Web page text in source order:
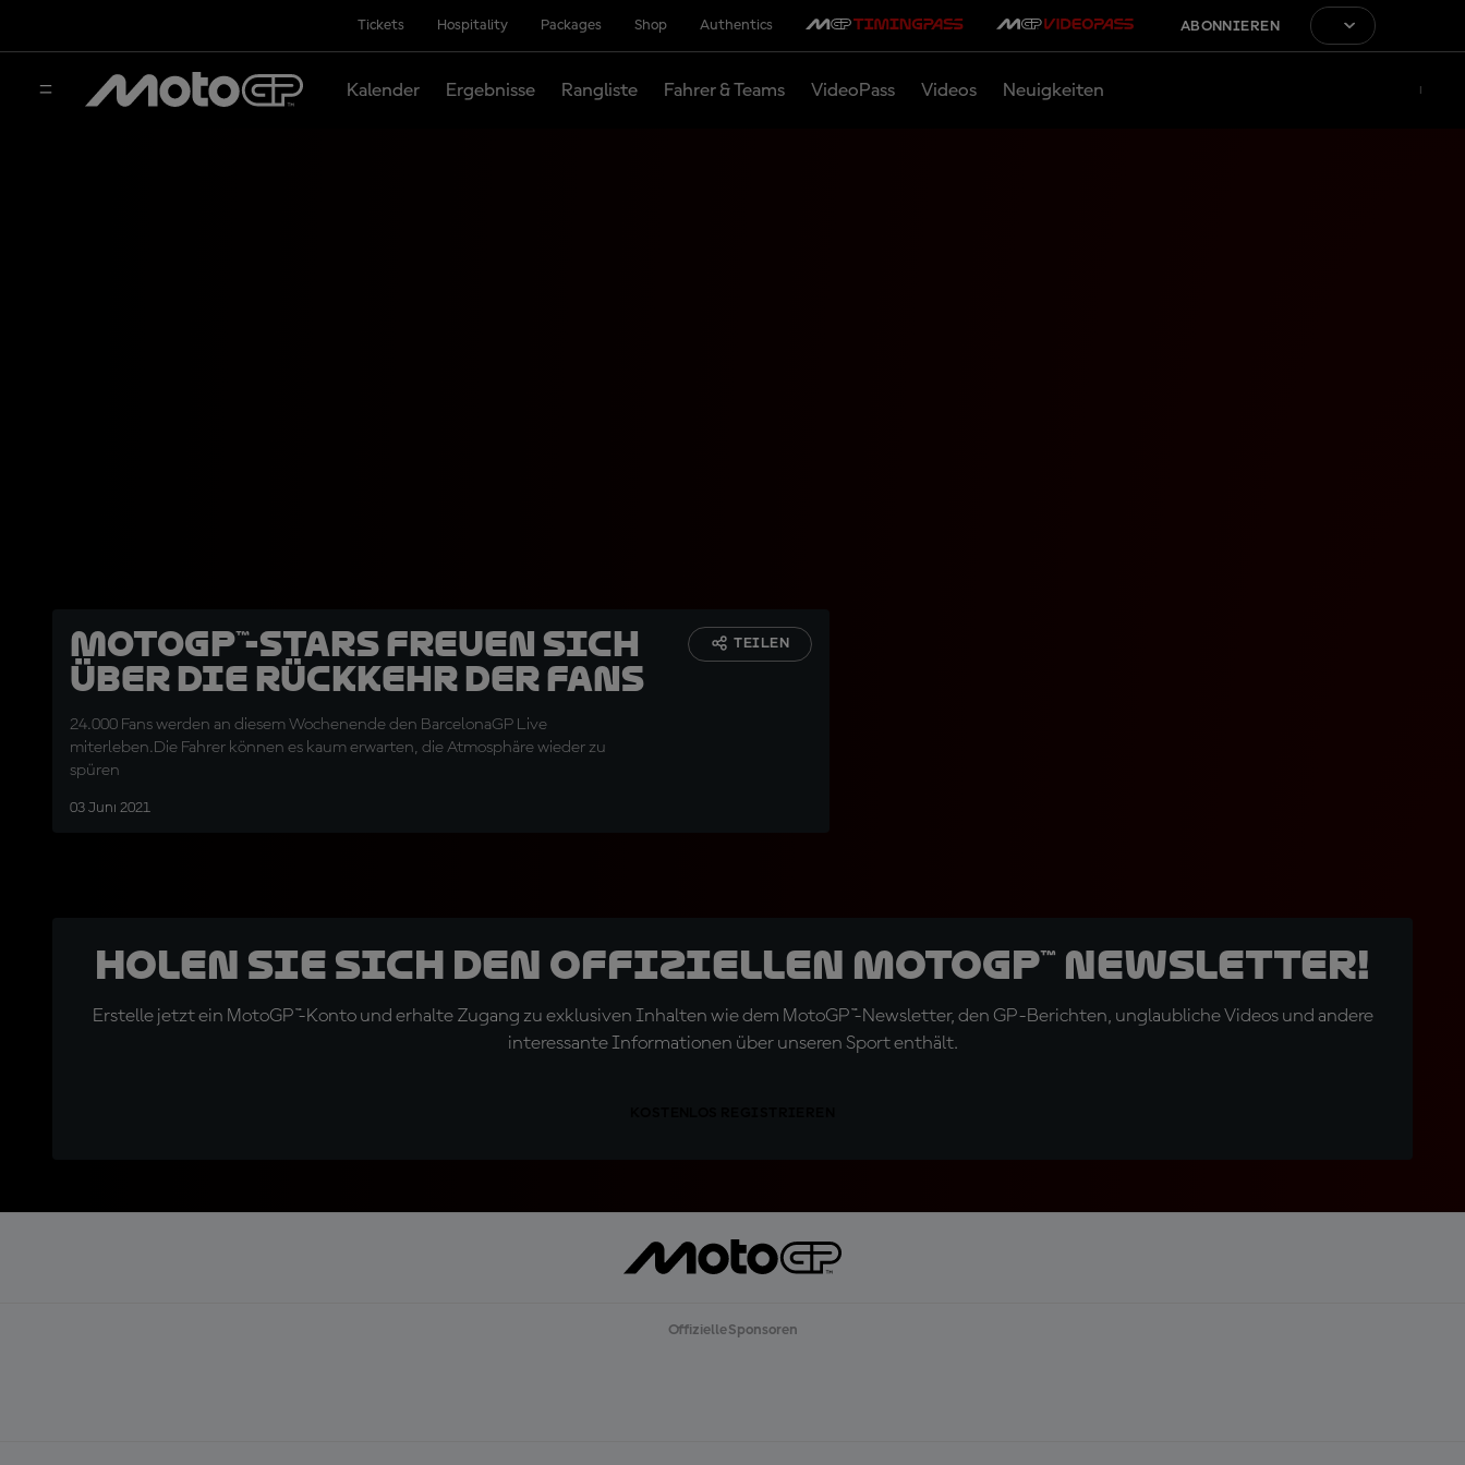
Tickets Hospitality Packages Shop Authentics ABONNIEREN
Kalender Ergebnisse Rangliste Fahrer & Teams VideoPass Videos Neuigkeiten
MotoGP™-Stars freuen sich
über die Rückkehr der Fans
24.000 Fans werden an diesem Wochenende den BarcelonaGP Live
miterleben.Die Fahrer können es kaum erwarten, die Atmosphäre wieder zu
spüren
03 Juni 2021
TEILEN
Holen Sie sich den offiziellen MotoGP™ Newsletter!
Erstelle jetzt ein MotoGP™-Konto und erhalte Zugang zu exklusiven Inhalten wie dem MotoGP™-Newsletter, den GP-Berichten, unglaubliche Videos und andere
interessante Informationen über unseren Sport enthält.
Offizielle Sponsoren